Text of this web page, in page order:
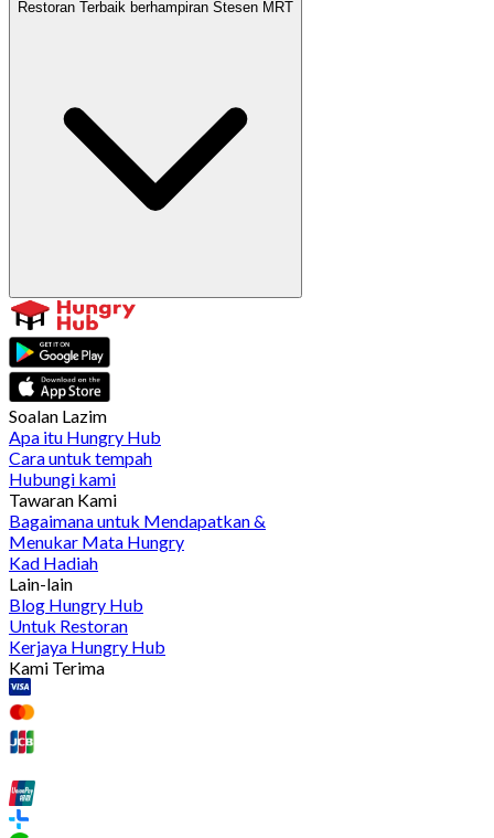
Restoran Terbaik berhampiran Stesen MRT
Soalan Lazim
Apa itu Hungry Hub
Cara untuk tempah
Hubungi kami
Tawaran Kami
Bagaimana untuk Mendapatkan &
Menukar Mata Hungry
Kad Hadiah
Lain-lain
Blog Hungry Hub
Untuk Restoran
Kerjaya Hungry Hub
Kami Terima